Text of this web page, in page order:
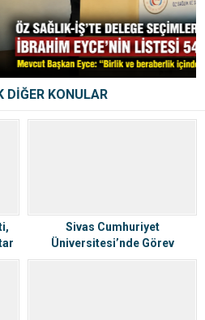
DİĞER KONULAR
Sivas Cumhuriyet
Üniversitesi’nde Görev
Değişimi: Prof. Dr. Ahmet